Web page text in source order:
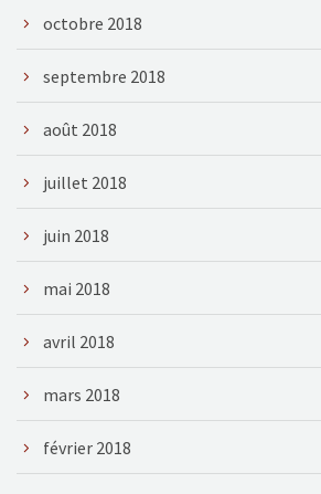
octobre 2018
septembre 2018
août 2018
juillet 2018
juin 2018
mai 2018
avril 2018
mars 2018
février 2018